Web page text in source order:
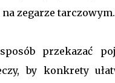
zegarze tarczowym.
przekazać
by konkrety